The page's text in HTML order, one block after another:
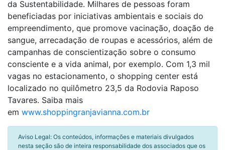
da Sustentabilidade. Milhares de pessoas foram
beneficiadas por iniciativas ambientais e sociais do
empreendimento, que promove vacinação, doação de
sangue, arrecadação de roupas e acessórios, além de
campanhas de conscientização sobre o consumo
consciente e a vida animal, por exemplo. Com 1,3 mil
vagas no estacionamento, o shopping center está
localizado no quilômetro 23,5 da Rodovia Raposo
Tavares. Saiba mais
em www.shoppingranjavianna.com.br
Aviso Legal: Os conteúdos, informações e materiais divulgados
nesta seção são de inteira responsabilidade dos associados que os